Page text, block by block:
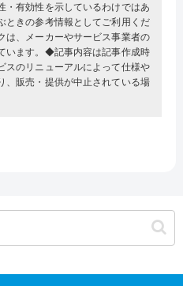
・有効性を示しているわけではあ
ときの参考情報としてご利用くだ
、メーカーやサービス事業者の
います。◆記事内容は記事作成時
スのリニューアルによって仕様や
、販売・提供が中止されている場